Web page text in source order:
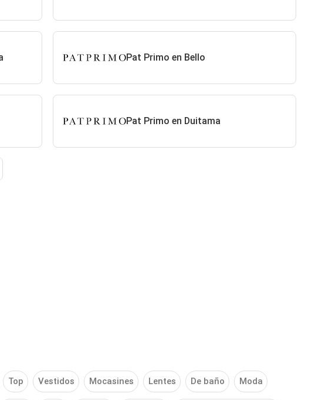
Pat Primo en Bello
Pat Primo en Duitama
Top Vestidos Mocasines Lentes De baño Moda